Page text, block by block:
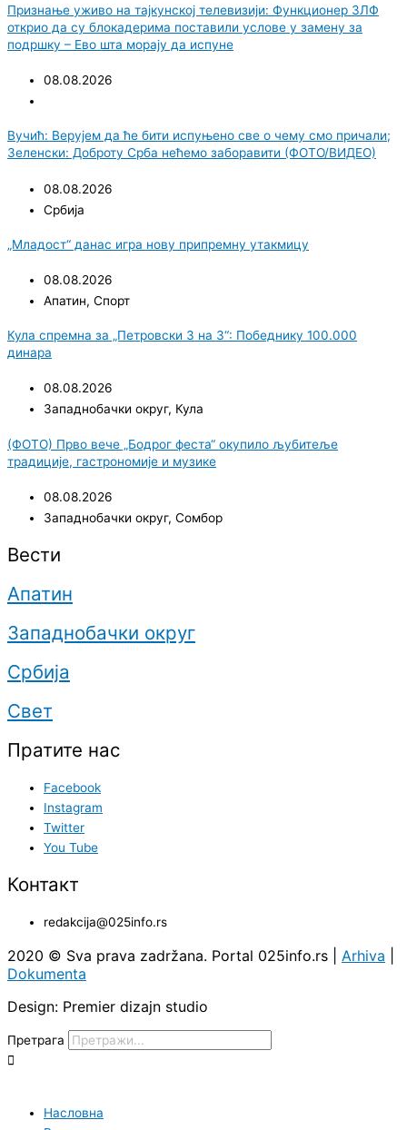
Признање уживо на тајкунској телевизији: Функционер ЗЛФ
открио да су блокадерима поставили услове у замену за
подршку – Ево шта морају да испуне
08.08.2026
Вучић: Верујем да ће бити испуњено све о чему смо причали;
Зеленски: Доброту Срба нећемо заборавити (ФОТО/ВИДЕО)
08.08.2026
Србија
„Младост“ данас игра нову припремну утакмицу
08.08.2026
Апатин, Спорт
Кула спремна за „Петровски 3 на 3“: Победнику 100.000
динара
08.08.2026
Западнобачки округ, Кула
(ФОТО) Прво вече „Бодрог феста“ окупило љубитеље
традиције, гастрономије и музике
08.08.2026
Западнобачки округ, Сомбор
Вести
Апатин
Западнобачки округ
Србија
Свет
Пратите нас
Facebook
Instagram
Twitter
You Tube
Контакт
redakcija@025info.rs
2020 © Sva prava zadržana. Portal 025info.rs | Arhiva
Dokumenta
Design: Premier dizajn studio
Претрага
Насловна